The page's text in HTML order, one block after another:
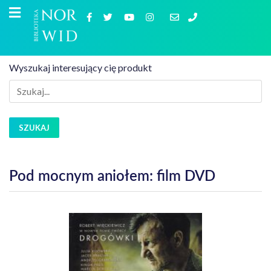
Wyszukaj interesujący cię produkt
SZUKAJ
Pod mocnym aniołem: film DVD